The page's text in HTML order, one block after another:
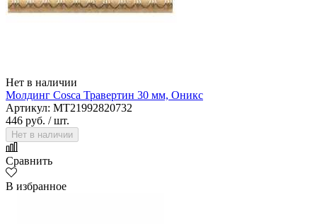
Нет в наличии
Молдинг Cosca Травертин 30 мм, Оникс
Артикул: MT21992820732
446 руб. / шт.
Нет в наличии
Сравнить
В избранное